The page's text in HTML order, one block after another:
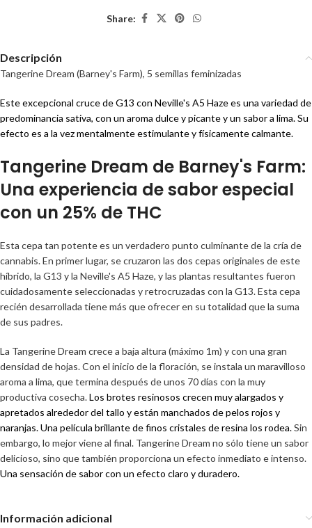
Share:
Descripción
Tangerine Dream (Barney's Farm), 5 semillas feminizadas
Este excepcional cruce de G13 con Neville's A5 Haze es una variedad de
predominancia sativa, con un aroma dulce y picante y un sabor a lima. Su
efecto es a la vez mentalmente estimulante y físicamente calmante.
Tangerine Dream de Barney's Farm:
Una experiencia de sabor especial
con un 25% de THC
Esta cepa tan potente es un verdadero punto culminante de la cría de
cannabis. En primer lugar, se cruzaron las dos cepas originales de este
híbrido, la G13 y la Neville's A5 Haze, y las plantas resultantes fueron
cuidadosamente seleccionadas y retrocruzadas con la G13. Esta cepa
recién desarrollada tiene más que ofrecer en su totalidad que la suma
de sus padres.
La Tangerine Dream crece a baja altura (máximo 1m) y con una gran
densidad de hojas. Con el inicio de la floración, se instala un maravilloso
aroma a lima, que termina después de unos 70 días con la muy
productiva cosecha.Los brotes resinosos crecen muy alargados y
apretados alrededor del tallo y están manchados de pelos rojos y
naranjas. Una película brillante de finos cristales de resina los rodea.Sin
embargo, lo mejor viene al final. Tangerine Dream no sólo tiene un sabor
delicioso, sino que también proporciona un efecto inmediato e intenso.
Una sensación de sabor con un efecto claro y duradero.
Información adicional